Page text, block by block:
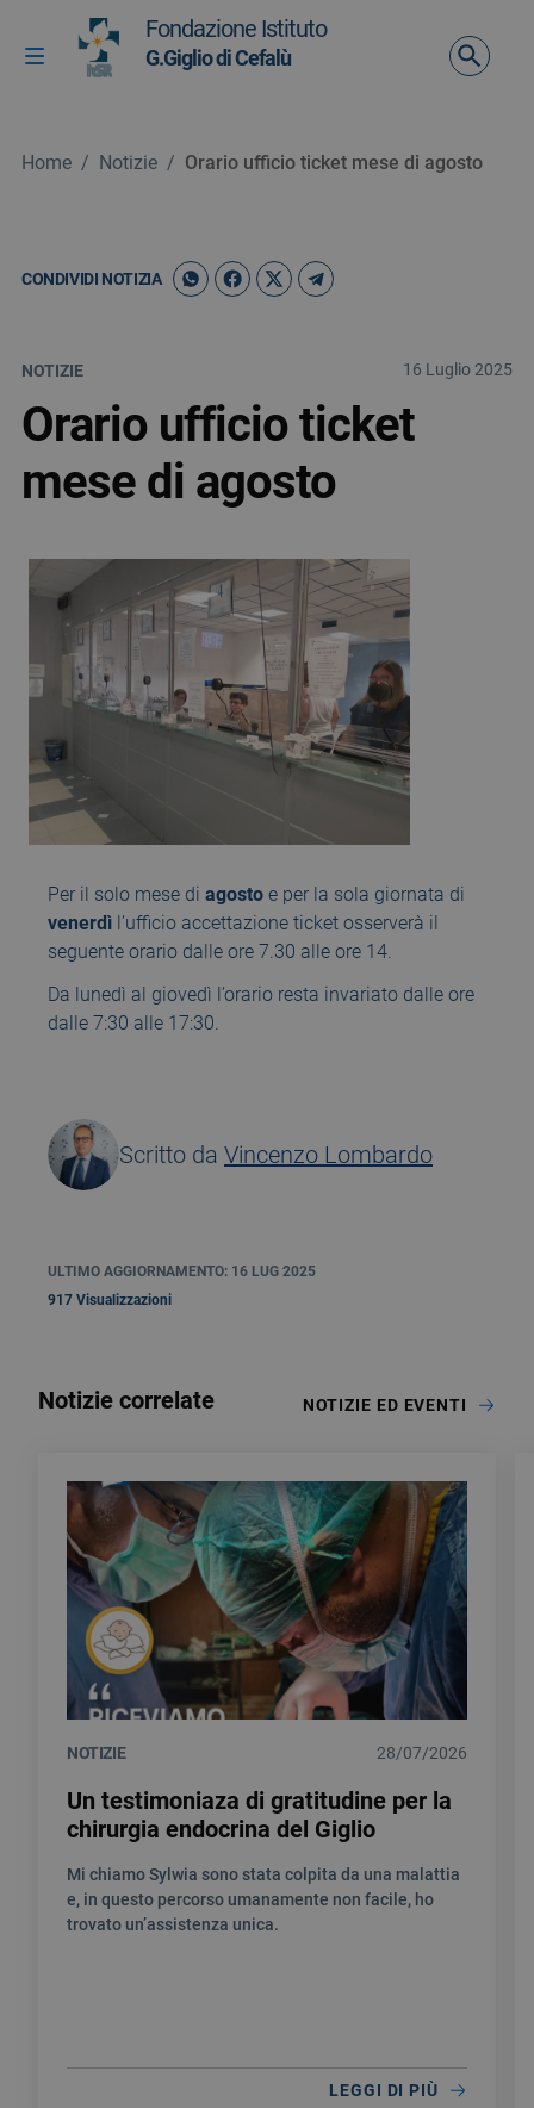
Vai ai contenuti
Vai al menu di navigazione
Vai al footer
Attiva / disattiva la navigazione
Fondazione Istituto
G.Giglio di Cefalù
Home / Notizie / Orario ufficio ticket mese di agosto
CONDIVIDI NOTIZIA
NOTIZIE 16 Luglio 2025
Orario ufficio ticket
mese di agosto
Per il solo mese di agosto e per la sola giornata di
venerdì l’ufficio accettazione ticket osserverà il
seguente orario dalle ore 7.30 alle ore 14.
Da lunedì al giovedì l’orario resta invariato dalle ore
dalle 7:30 alle 17:30.
Scritto da Vincenzo Lombardo
ULTIMO AGGIORNAMENTO: 16 LUG 2025
917 Visualizzazioni
Notizie correlate NOTIZIE ED EVENTI
NOTIZIE 28/07/2026
Un testimoniaza di gratitudine per la
chirurgia endocrina del Giglio
Mi chiamo Sylwia sono stata colpita da una malattia
e, in questo percorso umanamente non facile, ho
trovato un’assistenza unica.
LEGGI DI PIÙ